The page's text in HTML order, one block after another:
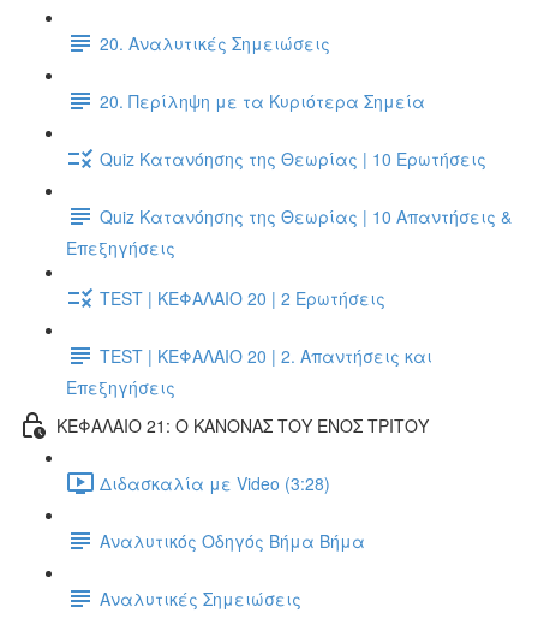
20. Αναλυτικές Σημειώσεις
20. Περίληψη με τα Κυριότερα Σημεία
Quiz Κατανόησης της Θεωρίας | 10 Ερωτήσεις
Quiz Κατανόησης της Θεωρίας | 10 Απαντήσεις &
Επεξηγήσεις
TEST | ΚΕΦΑΛΑΙΟ 20 | 2 Ερωτήσεις
TEST | ΚΕΦΑΛΑΙΟ 20 | 2. Απαντήσεις και
Επεξηγήσεις
ΚΕΦΑΛΑΙΟ 21: Ο ΚΑΝΟΝΑΣ ΤΟΥ ΕΝΟΣ ΤΡΙΤΟΥ
Διδασκαλία με Video (3:28)
Αναλυτικός Οδηγός Βήμα Βήμα
Αναλυτικές Σημειώσεις